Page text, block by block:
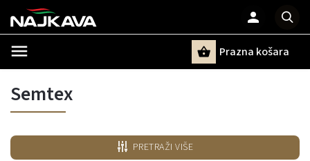
Prazna košara
Semtex
PRETRAŽI VIŠE